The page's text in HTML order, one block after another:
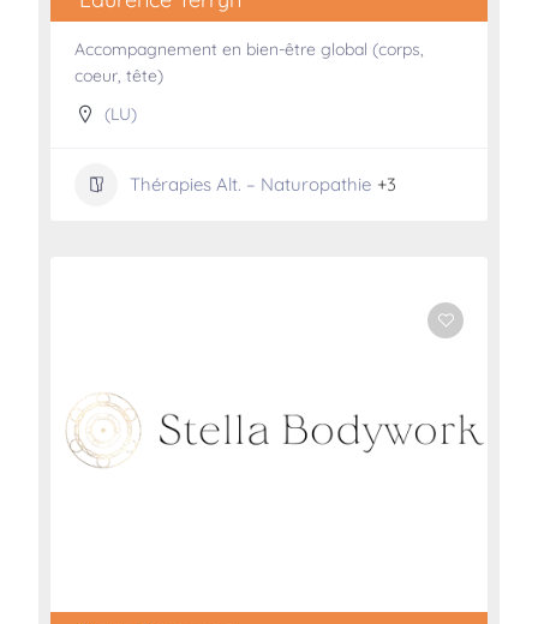
Accompagnement en bien-être global (corps,
coeur, tête)
(LU)
Thérapies Alt. – Naturopathie +3